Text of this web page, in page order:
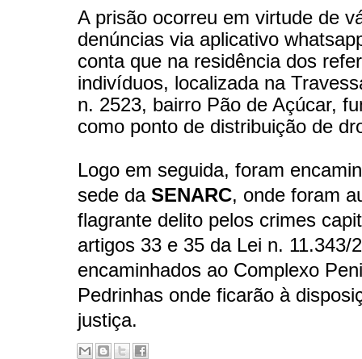
A prisão ocorreu em virtude de
denúncias via aplicativo
conta que na residência dos
indivíduos, localizada na
n. 2523, bairro Pão de Açúcar,
como ponto de distribuição de
Logo em seguida, foram
sede da SENARC, onde foram
flagrante delito pelos crimes
artigos 33 e 35 da Lei n. 11.343/
encaminhados ao Complexo
Pedrinhas onde ficarão à
justiça.